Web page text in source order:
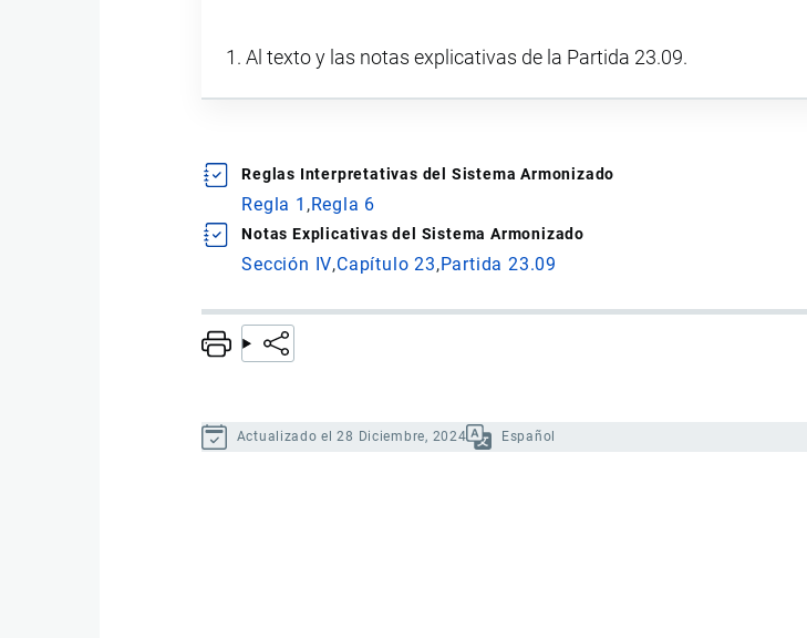
Al texto y las notas explicativas de la Partida 23.09.
Reglas Interpretativas del Sistema Armonizado
Regla 1 Regla 6
Notas Explicativas del Sistema Armonizado
Sección IV Capítulo 23 Partida 23.09
Actualizado el 28 Diciembre, 2024 Español